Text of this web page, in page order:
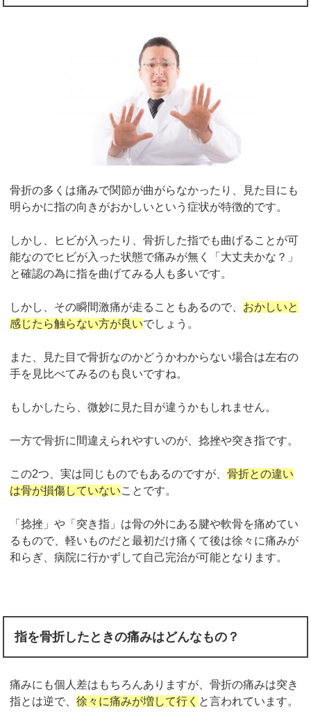
骨折の多くは痛みで関節が曲がらなかったり、見た目にも
明らかに指の向きがおかしいという症状が特徴的です。
しかし、ヒビが入ったり、骨折した指でも曲げることが可
能なのでヒビが入った状態で痛みが無く「大丈夫かな？」
と確認の為に指を曲げてみる人も多いです。
しかし、その瞬間激痛が走ることもあるので、 おかしいと
感じたら触らない方が良いでしょう。
また、見た目で骨折なのかどうかわからない場合は左右の
手を見比べてみるのも良いですね。
もしかしたら、微妙に見た目が違うかもしれません。
一方で骨折に間違えられやすいのが、捻挫や突き指です。
この2つ、実は同じものでもあるのですが、骨折との違い
は骨が損傷していないことです。
「捻挫」や「突き指」は骨の外にある腱や軟骨を痛めてい
るもので、軽いものだと最初だけ痛くて後は徐々に痛みが
和らぎ、病院に行かずして自己完治が可能となります。
指を骨折したときの痛みはどんなもの？
痛みにも個人差はもちろんありますが、骨折の痛みは突き
指とは逆で、徐々に痛みが増して行く と言われています。